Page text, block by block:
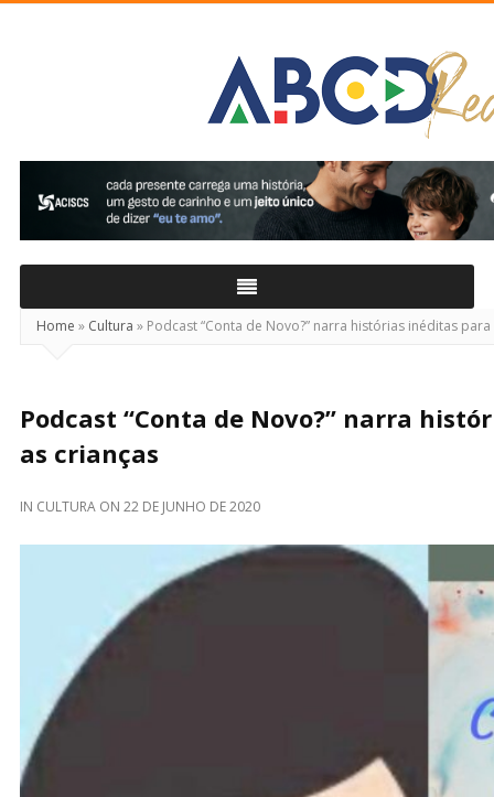
Home » Cultura » Podcast “Conta de Novo?” narra histórias inéditas
Podcast “Conta de Novo?” narra
as crianças
IN CULTURA ON 22 DE JUNHO DE 2020